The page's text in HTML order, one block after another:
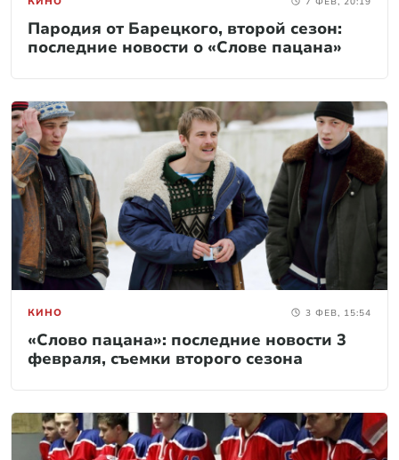
Пародия от Барецкого, второй сезон:
последние новости о «Слове пацана»
КИНО 3 ФЕВ, 15:54
«Слово пацана»: последние новости 3
февраля, съемки второго сезона